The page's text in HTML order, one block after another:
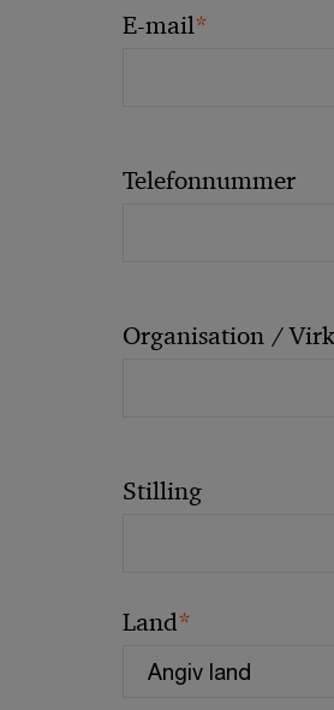
E-mail*
Telefonnummer
Organisation /
Stilling
Land*